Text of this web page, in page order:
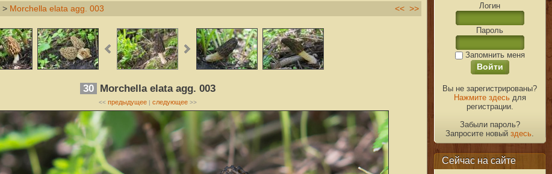
Логин
Пароль
Запомнить меня
Вы не зарегистрированы?
Нажмите здесьдля
регистрации.
Забыли пароль?
Запросите новыйздесь
Сейчас на сайте
> Morchella elata agg. 003 << >>
30 Morchella elata agg. 003
<< предыдущее| следующее>>